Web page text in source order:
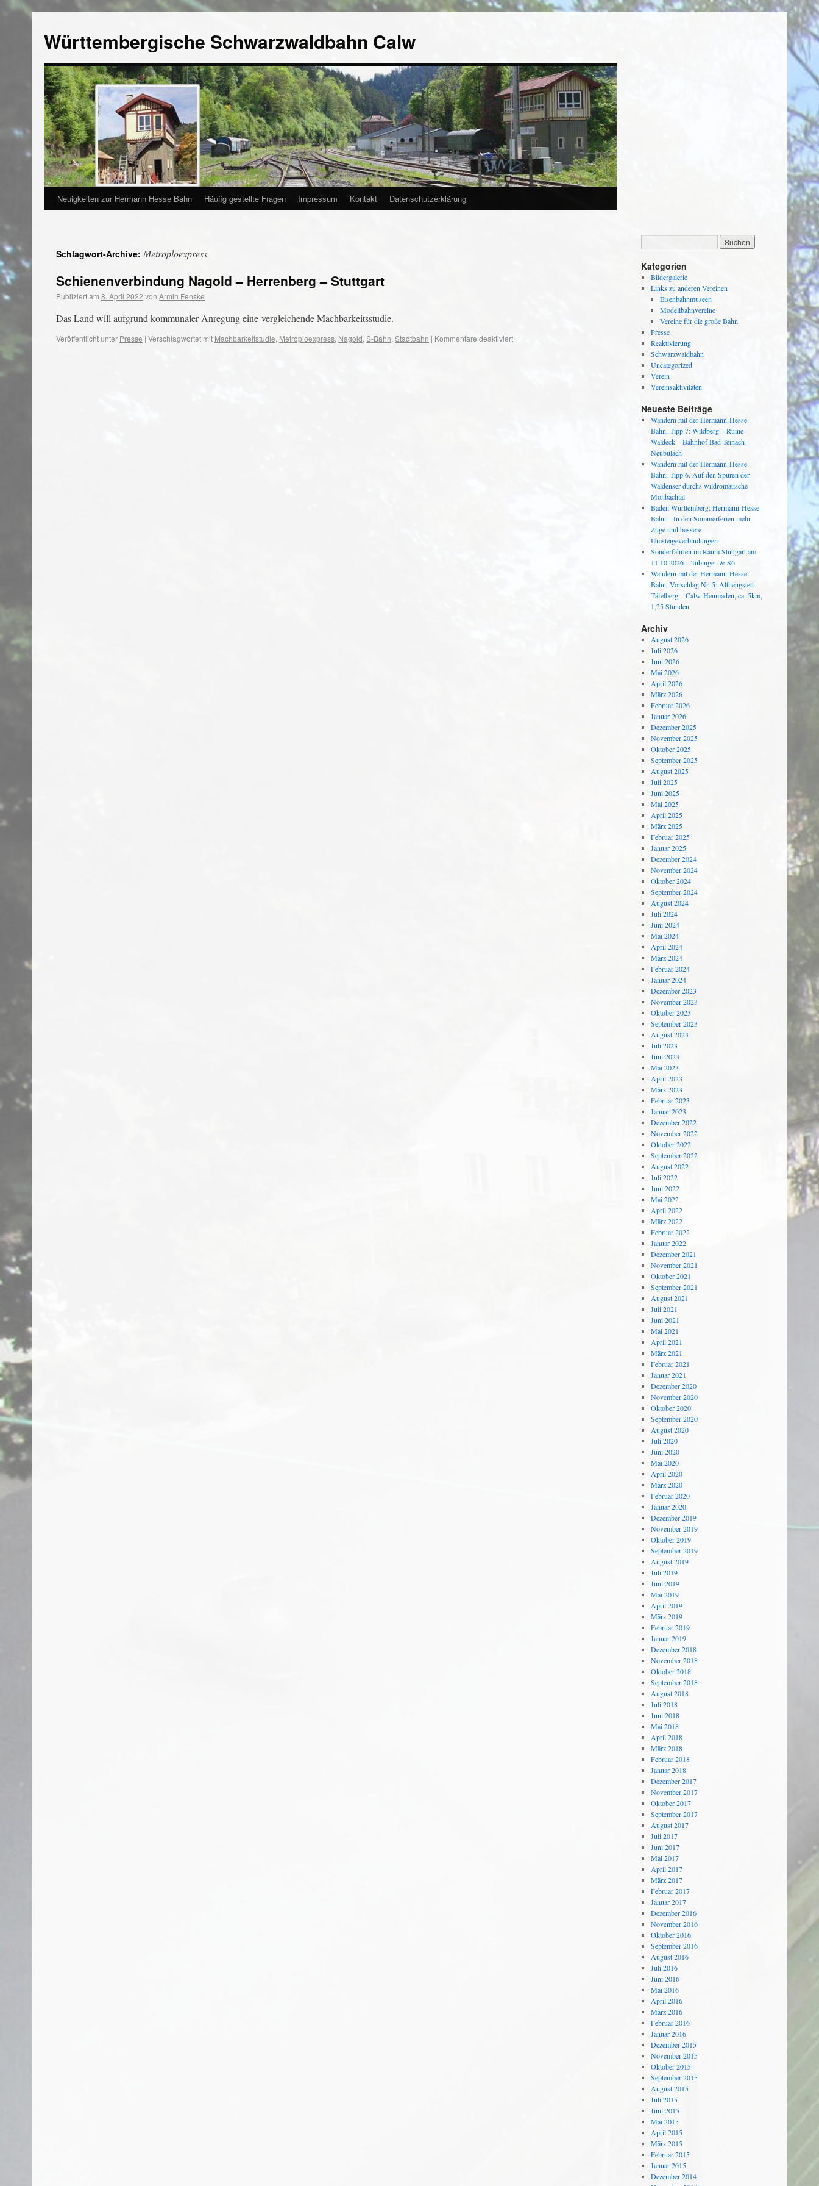
Württembergische Schwarzwaldbahn Calw
Neuigkeiten zur Hermann Hesse Bahn Häufig gestellte Fragen Impressum Kontakt Datenschutzerklärung
Schlagwort-Archive: Metroploexpress
Schienenverbindung Nagold – Herrenberg – Stuttgart
Publiziert am 8. April 2022 von Armin Fenske
Das Land will aufgrund kommunaler Anregung eine vergleichende Machbarkeitsstudie.
Veröffentlicht unter Presse | Verschlagwortet mit Machbarkeitstudie, Metroploexpress, Nagold, S-Bahn, Stadtbahn | Kommentare deaktiviert
Kategorien
Bildergalerie
Links zu anderen Vereinen
Eisenbahnmuseen
Modellbahnvereine
Vereine für die große Bahn
Presse
Reaktivierung
Schwarzwaldbahn
Uncategorized
Verein
Vereinsaktivitäten
Neueste Beiträge
Wandern mit der Hermann-Hesse-
Bahn, Tipp 7: Wildberg – Ruine
Waldeck – Bahnhof Bad Teinach-
Neubulach
Wandern mit der Hermann-Hesse-
Bahn, Tipp 6. Auf den Spuren der
Waldenser durchs wildromatische
Monbachtal
Baden-Württemberg: Hermann-Hesse-
Bahn – In den Sommerferien mehr
Züge und bessere
Umsteigeverbindungen
Sonderfahrten im Raum Stuttgart am
11.10.2026 – Tübingen & S6
Wandern mit der Hermann-Hesse-
Bahn, Vorschlag Nr. 5: Althengstett –
Täfelberg – Calw-Heumaden, ca. 5km,
1,25 Stunden
Archiv
August 2026
Juli 2026
Juni 2026
Mai 2026
April 2026
März 2026
Februar 2026
Januar 2026
Dezember 2025
November 2025
Oktober 2025
September 2025
August 2025
Juli 2025
Juni 2025
Mai 2025
April 2025
März 2025
Februar 2025
Januar 2025
Dezember 2024
November 2024
Oktober 2024
September 2024
August 2024
Juli 2024
Juni 2024
Mai 2024
April 2024
März 2024
Februar 2024
Januar 2024
Dezember 2023
November 2023
Oktober 2023
September 2023
August 2023
Juli 2023
Juni 2023
Mai 2023
April 2023
März 2023
Februar 2023
Januar 2023
Dezember 2022
November 2022
Oktober 2022
September 2022
August 2022
Juli 2022
Juni 2022
Mai 2022
April 2022
März 2022
Februar 2022
Januar 2022
Dezember 2021
November 2021
Oktober 2021
September 2021
August 2021
Juli 2021
Juni 2021
Mai 2021
April 2021
März 2021
Februar 2021
Januar 2021
Dezember 2020
November 2020
Oktober 2020
September 2020
August 2020
Juli 2020
Juni 2020
Mai 2020
April 2020
März 2020
Februar 2020
Januar 2020
Dezember 2019
November 2019
Oktober 2019
September 2019
August 2019
Juli 2019
Juni 2019
Mai 2019
April 2019
März 2019
Februar 2019
Januar 2019
Dezember 2018
November 2018
Oktober 2018
September 2018
August 2018
Juli 2018
Juni 2018
Mai 2018
April 2018
März 2018
Februar 2018
Januar 2018
Dezember 2017
November 2017
Oktober 2017
September 2017
August 2017
Juli 2017
Juni 2017
Mai 2017
April 2017
März 2017
Februar 2017
Januar 2017
Dezember 2016
November 2016
Oktober 2016
September 2016
August 2016
Juli 2016
Juni 2016
Mai 2016
April 2016
März 2016
Februar 2016
Januar 2016
Dezember 2015
November 2015
Oktober 2015
September 2015
August 2015
Juli 2015
Juni 2015
Mai 2015
April 2015
März 2015
Februar 2015
Januar 2015
Dezember 2014